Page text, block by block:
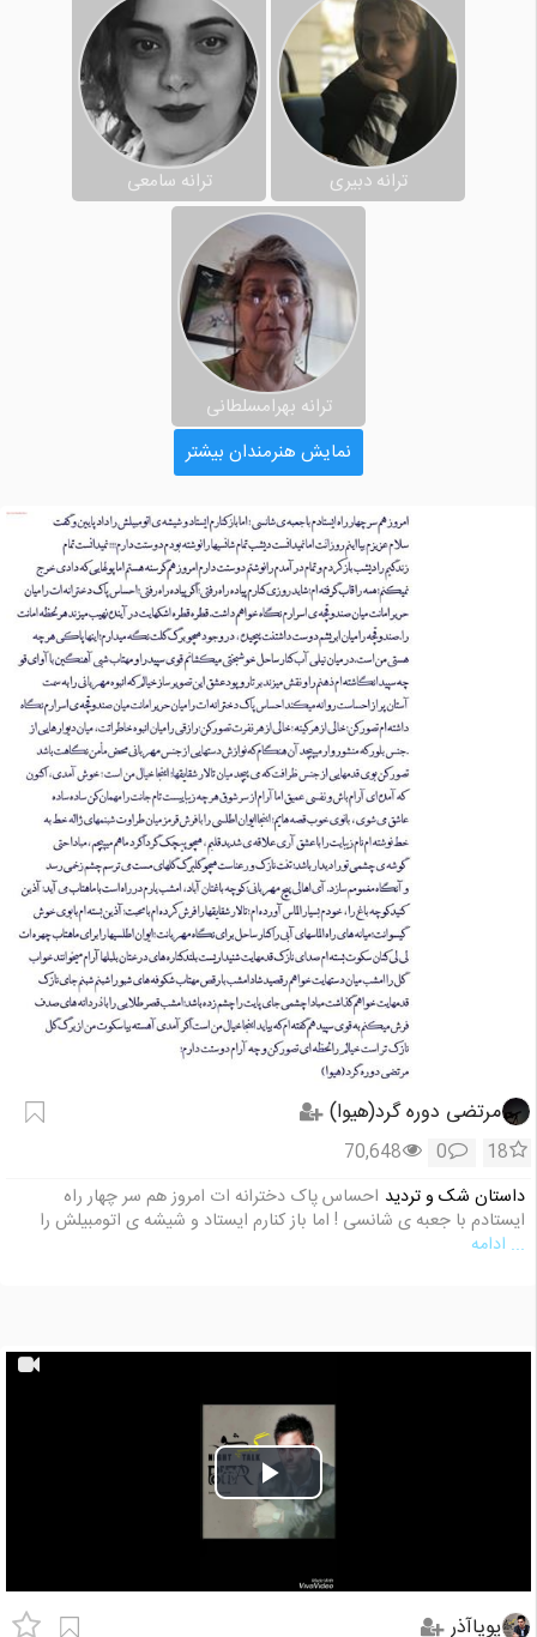
ترانه دبیری ترانه سامعی
ترانه بهرامسلطانی
نمایش هنرمندان بیشتر
مرتضی دوره گرد(هیوا)
18
0
70,648
داستان شک و تردید احساس پاک دخترانه ات امروز هم سر چهار راه
ایستادم با جعبه ی شانسی ! اما باز کنارم ایستاد و شیشه ی اتومبیلش را
... ادامه
Play
Video
پویاآذر